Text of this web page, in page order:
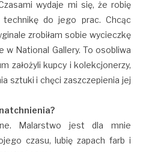
wydaje mi się, że robię
do jego prac. Chcąc
zrobiłam sobie wycieczkę
w National Gallery. To osobliwa
założyli kupcy i kolekcjonerzy,
sztuki i chęci zaszczepienia jej
Malarstwo jest dla mnie
czasu, lubię zapach farb i